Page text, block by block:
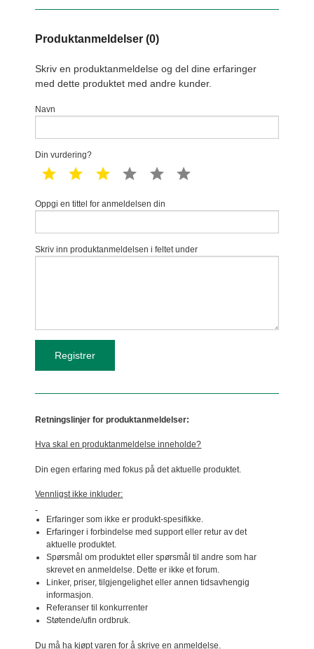
Produktanmeldelser (0)
Skriv en produktanmeldelse og del dine erfaringer
med dette produktet med andre kunder.
Navn
Din vurdering?
1 star 2 star 3 star 4 star 5 star
Oppgi en tittel for anmeldelsen din
Skriv inn produktanmeldelsen i feltet under
Retningslinjer for produktanmeldelser:
Hva skal en produktanmeldelse inneholde?
Din egen erfaring med fokus på det aktuelle produktet.
Vennligst ikke inkluder:
Erfaringer som ikke er produkt-spesifikke.
Erfaringer i forbindelse med support eller retur av det
aktuelle produktet.
Spørsmål om produktet eller spørsmål til andre som har
skrevet en anmeldelse. Dette er ikke et forum.
Linker, priser, tilgjengelighet eller annen tidsavhengig
informasjon.
Referanser til konkurrenter
Støtende/ufin ordbruk.
Du må ha kjøpt varen for å skrive en anmeldelse.